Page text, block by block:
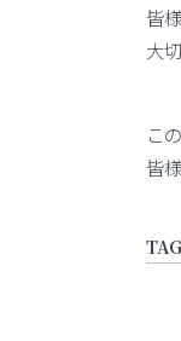
皆
大
こ
皆
TAG